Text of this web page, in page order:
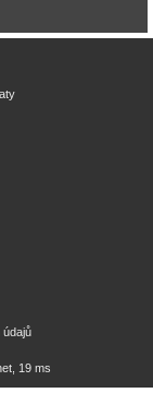
údajů
, 19 ms